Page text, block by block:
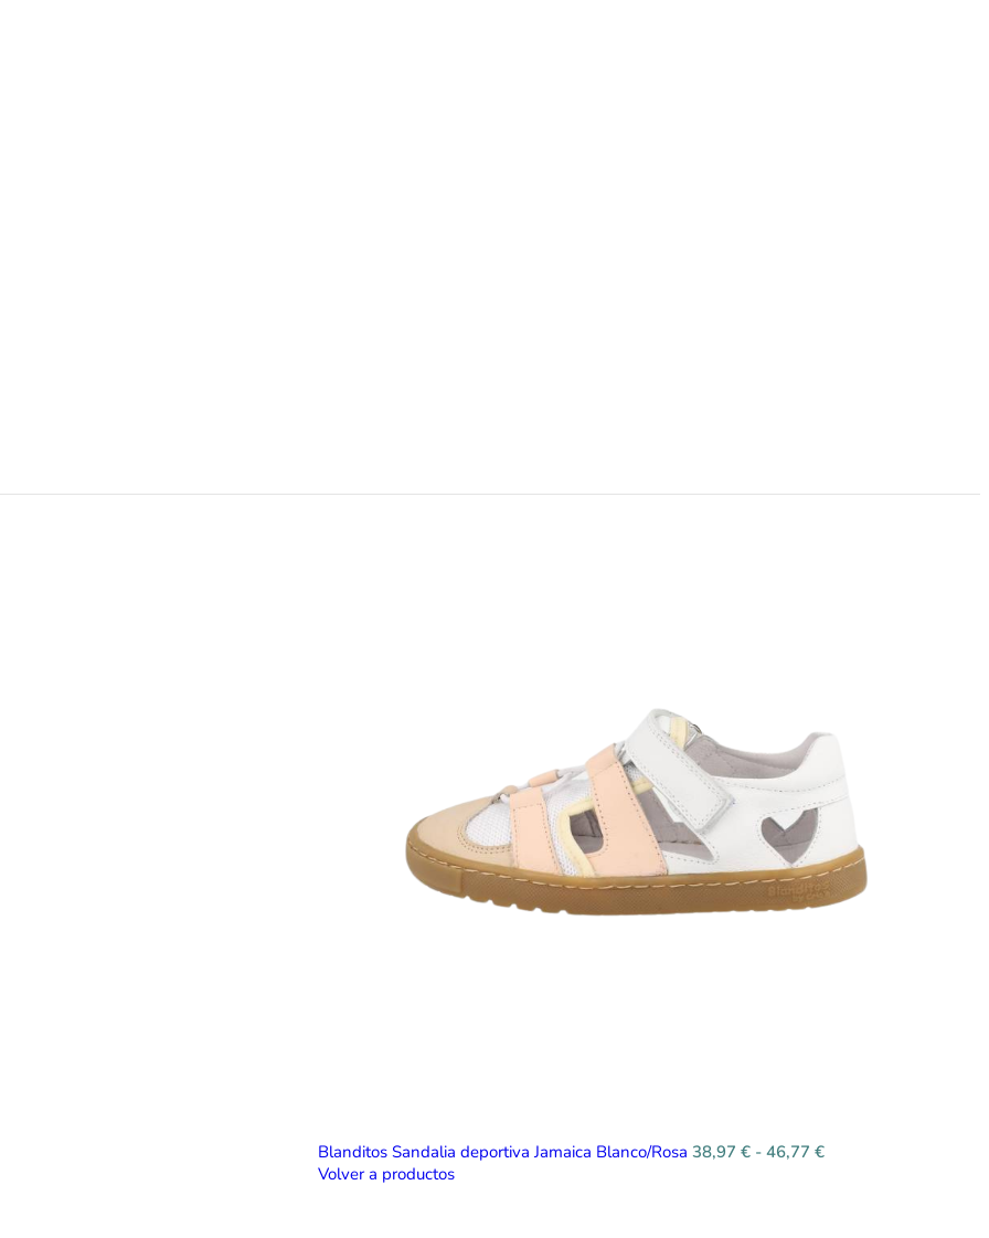
Blanditos Sandalia deportiva Jamaica Blanco/Rosa 38,97 € - 46,77 €
Volver a productos